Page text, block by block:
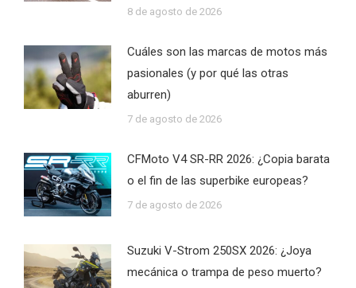
8 de agosto de 2026
Cuáles son las marcas de motos más
pasionales (y por qué las otras
aburren)
7 de agosto de 2026
CFMoto V4 SR-RR 2026: ¿Copia barata
o el fin de las superbike europeas?
7 de agosto de 2026
Suzuki V-Strom 250SX 2026: ¿Joya
mecánica o trampa de peso muerto?